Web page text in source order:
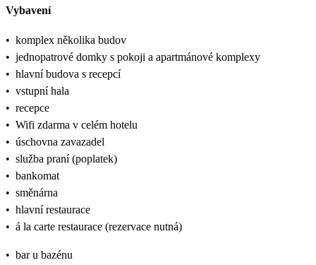
Vybavení
• komplex několika budov
• jednopatrové domky s pokoji a apartmánové komplexy
• hlavní budova s recepcí
• vstupní hala
• recepce
• Wifi zdarma v celém hotelu
• úschovna zavazadel
• služba praní (poplatek)
• bankomat
• směnárna
• hlavní restaurace
• á la carte restaurace (rezervace nutná)
• bar u bazénu